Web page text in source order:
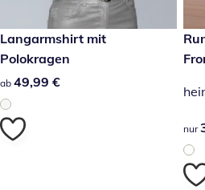
49,99 €
Langarmshirt mit
Polokragen
49,99 €
ab 49,99 €
nur